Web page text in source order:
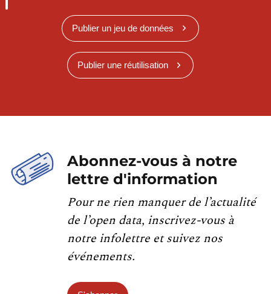
Publier un jeu de données
Publier une réutilisation
Abonnez-vous à notre
lettre d'information
Pour ne rien manquer de l’actualité
de l’open data, inscrivez-vous à
notre infolettre et suivez nos
événements.